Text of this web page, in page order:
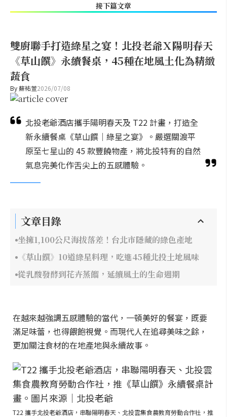
接下篇文章
雙廚聯手打造綠星之宴！北投老爺Ｘ陽明春天
《草山饌》永續餐桌，45種在地風土化為精緻
蔬食
By蘇祐萱2026/07/08
北投老爺酒店攜手陽明春天及 T22 計畫，打造全
新永續餐桌《草山饌｜綠星之宴》。嚴選關渡平
原至七星山的 45 款豐饒物產，將北投特有的自然
氣息完美化作舌尖上的五感體驗。
文章目錄
坐擁1,100公尺海拔落差！台北市隱藏的綠色產地
《草山饌》10道綠星料理，吃進45種北投土地風味
從乳酸發酵到花卉蒸餾，延續風土的生命週期
在越來越強調五感體驗的當代，一頓美好的餐宴，既要
滿足味蕾，也得餵飽視覺。而現代人在追尋美味之餘，
更加關注食材的在地產地與永續故事。
T22 攜手北投老爺酒店，串聯陽明春天、北投雲集食農教育勞動合作社，推